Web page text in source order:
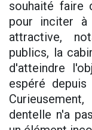
souhaité faire
pour inciter à
attractive,
publics, la
d'atteindre
espéré
dentelle n'a